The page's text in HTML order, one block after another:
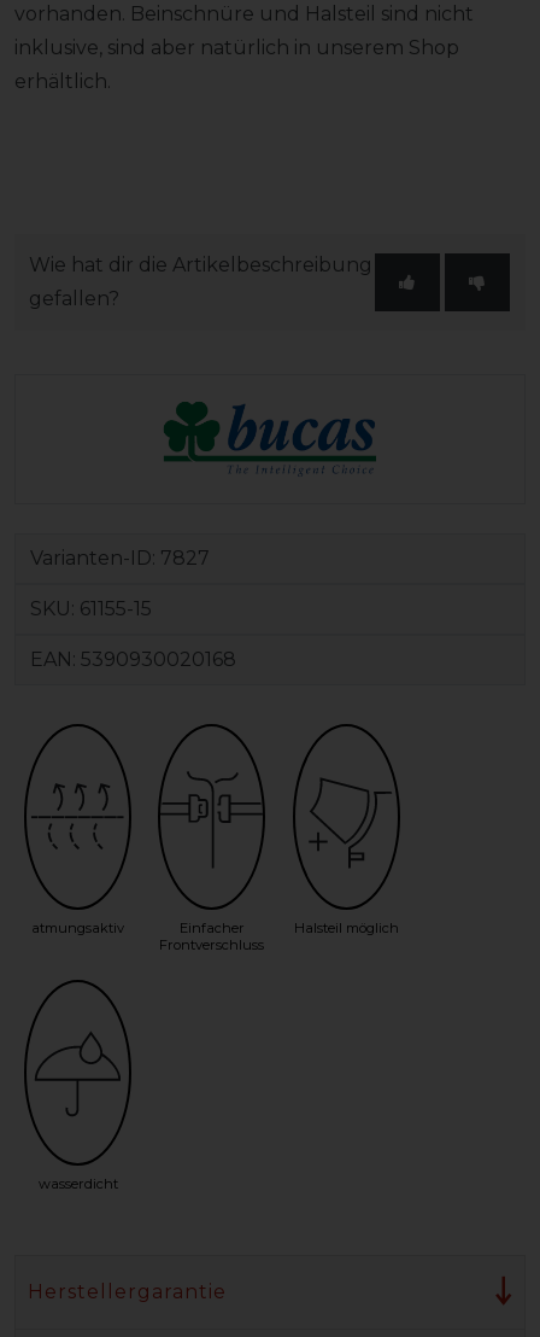
vorhanden. Beinschnüre und Halsteil sind nicht
inklusive, sind aber natürlich in unserem Shop
erhältlich.
Wie hat dir die Artikelbeschreibung
gefallen?
Varianten-ID: 7827
SKU: 61155-15
EAN: 5390930020168
atmungsaktiv
Einfacher
Frontverschluss
Halsteil möglich
wasserdicht
Herstellergarantie